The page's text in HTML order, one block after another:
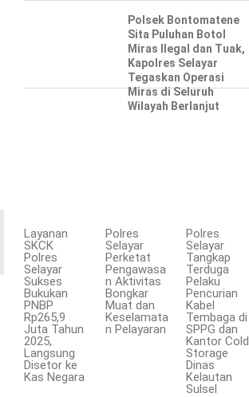
Polsek Bontomatene
Sita Puluhan Botol
Miras Ilegal dan Tuak,
Kapolres Selayar
Tegaskan Operasi
Miras di Seluruh
Wilayah Berlanjut
Layanan
SKCK
Polres
Selayar
Sukses
Bukukan
PNBP
Rp265,9
Juta Tahun
2025,
Langsung
Disetor ke
Kas Negara
Polres
Selayar
Perketat
Pengawasa
n Aktivitas
Bongkar
Muat dan
Keselamata
n Pelayaran
Polres
Selayar
Tangkap
Terduga
Pelaku
Pencurian
Kabel
Tembaga di
SPPG dan
Kantor Cold
Storage
Dinas
Kelautan
Sulsel